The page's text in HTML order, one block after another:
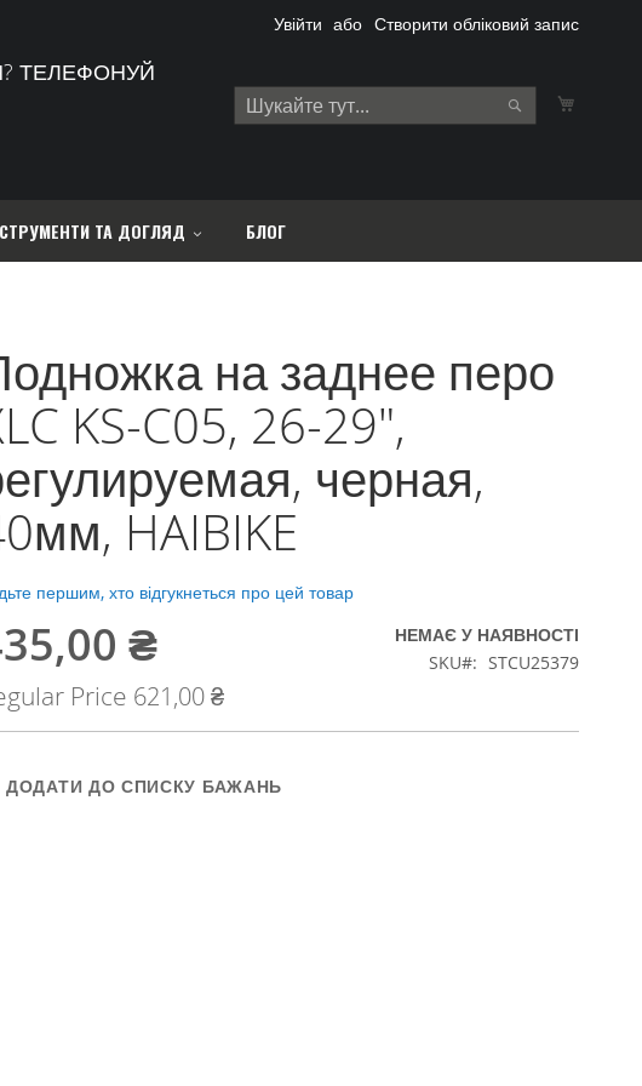
Увійти Створити обліковий запис
Search
ТЕЛЕФОНУЙ
ТА ДОГЛЯД БЛОГ
на заднее перо
KS-C05, 26-29",
черная,
HAIBIKE
першим, хто відгукнеться про цей товар
₴
Price 621,00 ₴
НЕМАЄ У НАЯВНОСТІ
SKU
STCU25379
ДОДАТИ ДО СПИСКУ БАЖАНЬ